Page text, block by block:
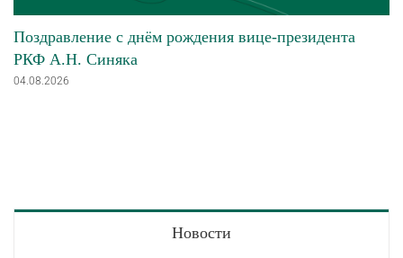
Поздравление с днём рождения вице-президента
РКФ А.Н. Синяка
04.08.2026
Новости